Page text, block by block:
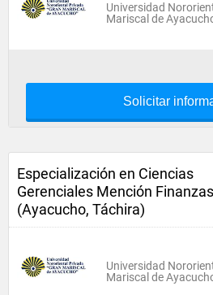
Universidad
Mariscal de
Solicitar
Especialización en Ciencias
Gerenciales Mención Finanzas
(Ayacucho, Táchira)
Universidad
Mariscal de